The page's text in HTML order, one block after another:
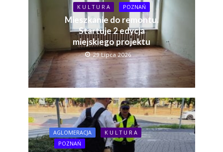
K U L T U R A POZNAŃ
Mieszkanie do remontu.
Startuje 2 edycja
miejskiego projektu
29 Lipca 2026
AGLOMERACJA
K U L T U R A
POZNAŃ